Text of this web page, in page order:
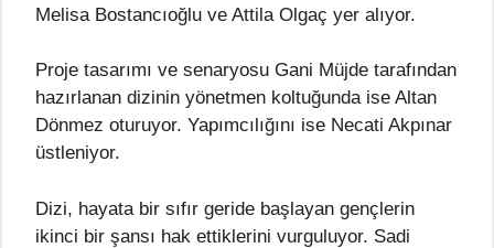
Melisa Bostancıoğlu ve Attila Olgaç yer alıyor.
Proje tasarımı ve senaryosu Gani Müjde tarafından
hazırlanan dizinin yönetmen koltuğunda ise Altan
Dönmez oturuyor. Yapımcılığını ise Necati Akpınar
üstleniyor.
Dizi, hayata bir sıfır geride başlayan gençlerin
ikinci bir şansı hak ettiklerini vurguluyor. Sadi